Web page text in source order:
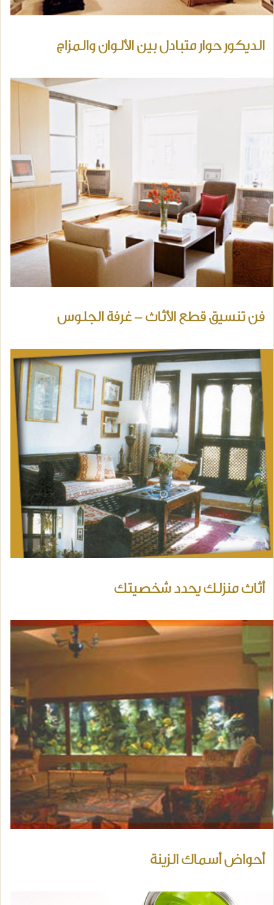
الديكور حوار متبادل بين الألوان والمزاج
فن تنسيق قطع الأثاث - غرفة الجلوس
أثاث منزلك يحدد شخصيتك
أحواض أسماك الزينة